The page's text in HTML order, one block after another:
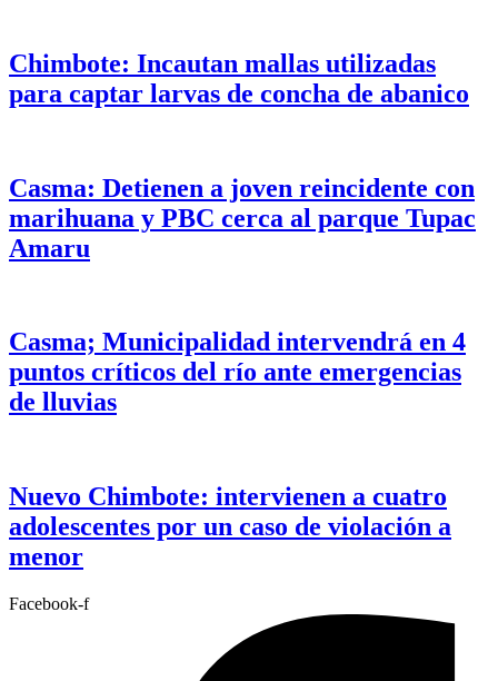
Chimbote: Incautan mallas utilizadas
para captar larvas de concha de abanico
Casma: Detienen a joven reincidente con
marihuana y PBC cerca al parque Tupac
Amaru
Casma; Municipalidad intervendrá en 4
puntos críticos del río ante emergencias
de lluvias
Nuevo Chimbote: intervienen a cuatro
adolescentes por un caso de violación a
menor
Facebook-f